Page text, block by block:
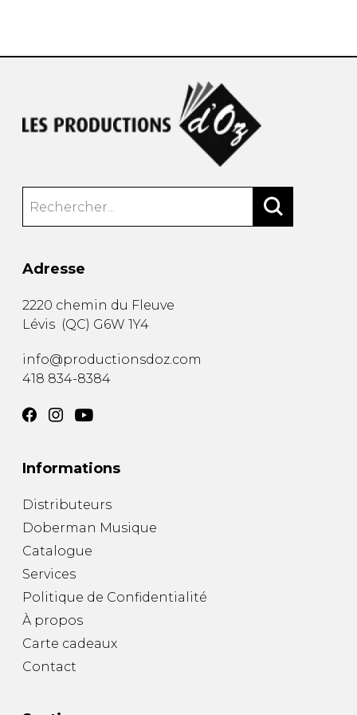
Adresse
2220 chemin du Fleuve
Lévis (QC) G6W 1Y4
info@productionsdoz.com
418 834-8384
Informations
Distributeurs
Doberman Musique
Catalogue
Services
Politique de Confidentialité
À propos
Carte cadeaux
Contact